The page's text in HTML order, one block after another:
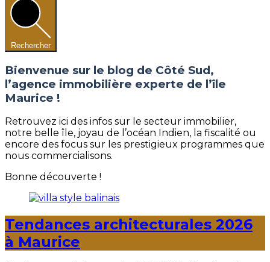
Rechercher
Bienvenue sur le blog de Côté Sud,
l’agence immobilière experte de l’île
Maurice !
Retrouvez ici des infos sur le secteur immobilier,
notre belle île, joyau de l’océan Indien, la fiscalité ou
encore des focus sur les prestigieux programmes que
nous commercialisons.
Bonne découverte !
Tendances architecturales 2026
à Maurice